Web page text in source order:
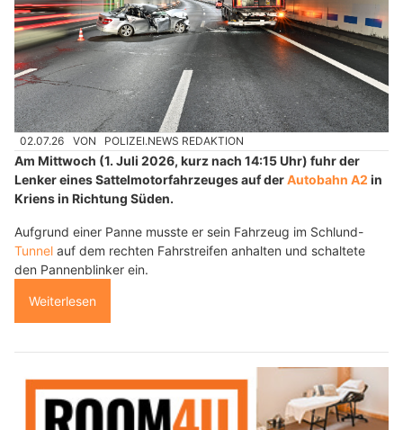
02.07.26 VON POLIZEI.NEWS REDAKTION
Am Mittwoch (1. Juli 2026, kurz nach 14:15 Uhr) fuhr der
Lenker eines Sattelmotorfahrzeuges auf derAutobahn A2 in
Kriens in Richtung Süden.
Aufgrund einer Panne musste er sein Fahrzeug im Schlund-
Tunnel auf dem rechten Fahrstreifen anhalten und schaltete
den Pannenblinker ein.
Weiterlesen